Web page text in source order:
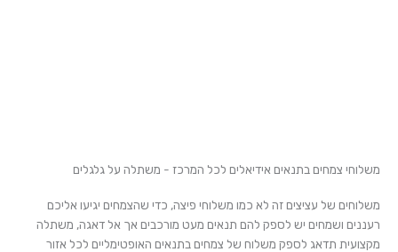
משלוחי צמחים בתנאים אידיאלים לכל המרכז - משתלה על גלגלים
משלוחים של עציצים זה לא כמו משלוחי פיצה, כדי שהצמחים יגיעו אליכם
רעננים ושמחים יש לספק להם תנאים מעט מורכבים אך אל דאגה, משתלה
מקצועית תדאג לספק משלוח של צמחים בתנאים האופטימליים לכל אזור